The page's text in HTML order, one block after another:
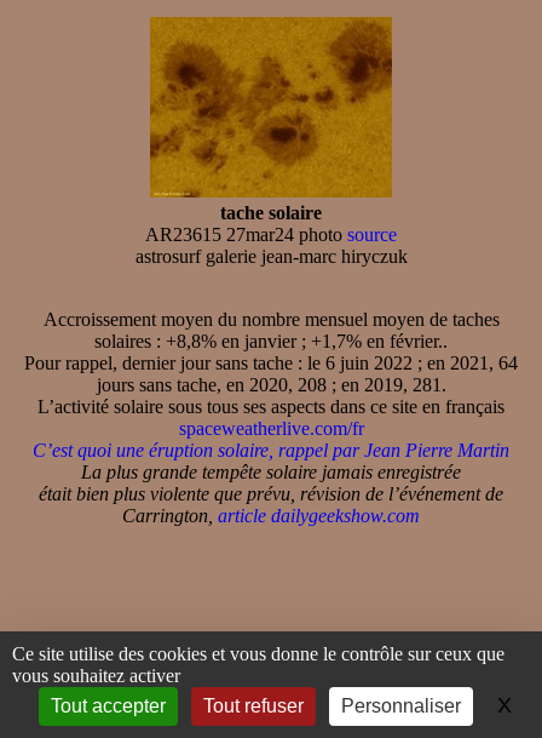
tache solaire
AR23615 27mar24 photo source
astrosurf galerie jean-marc hiryczuk
Accroissement moyen du nombre mensuel moyen de taches
solaires : +8,8% en janvier ; +1,7% en février..
Pour rappel, dernier jour sans tache : le 6 juin 2022 ; en 2021, 64
jours sans tache, en 2020, 208 ; en 2019, 281.
L’activité solaire sous tous ses aspects dans ce site en français
spaceweatherlive.com/fr
C’est quoi une éruption solaire, rappel par Jean Pierre Martin
La plus grande tempête solaire jamais enregistrée
était bien plus violente que prévu, révision de l’événement de
Carrington, article dailygeekshow.com
OBSERVER LE CIEL
Ce site utilise des cookies et vous donne le contrôle sur ceux que
vous souhaitez activer
Tout accepter
Tout refuser Personnaliser X